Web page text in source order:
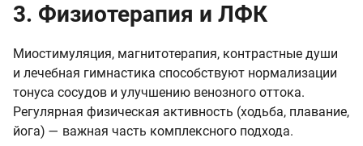
3. Физиотерапия и ЛФК
Миостимуляция, магнитотерапия, контрастные души
и лечебная гимнастика способствуют нормализации
тонуса сосудов и улучшению венозного оттока.
Регулярная физическая активность (ходьба, плавание,
йога) — важная часть комплексного подхода.